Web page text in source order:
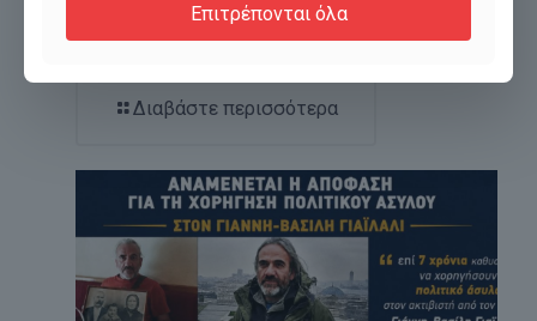
ΕΥΘΥΝΗΣ ΕΧΕΙ ΦΤΑΣΕΙ.
Διαβάστε περισσότερα
Επιτρέπονται όλα